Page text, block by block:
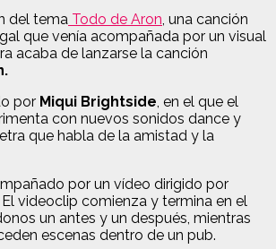
del tema Todo de Aron, una canción
que venía acompañada por un visual
acaba de lanzarse la canción
por Miqui Brightside, en el que el
con nuevos sonidos dance y
que habla de la amistad y la
por un vídeo dirigido por
videoclip comienza y termina en el
un antes y un después, mientras
escenas dentro de un pub.